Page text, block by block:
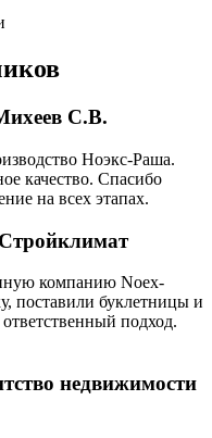
С.В.
Ноэкс-Раша.
качество. Спасибо
на всех этапах.
компанию Noex-
поставили буклетницы и
подход.
недвижимости